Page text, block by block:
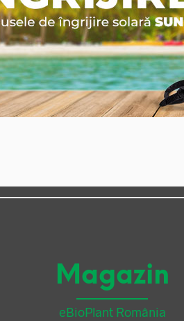
Magazin
eBioPlant România